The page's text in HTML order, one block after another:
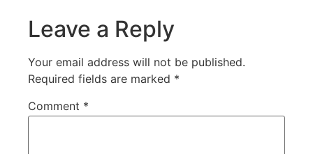
Leave a Reply
Your email address will not be published.
Required fields are marked *
Comment *